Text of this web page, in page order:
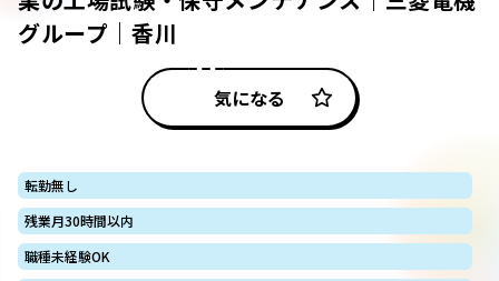
グループ｜香川
気になる
転勤無し
残業月30時間以内
職種未経験OK